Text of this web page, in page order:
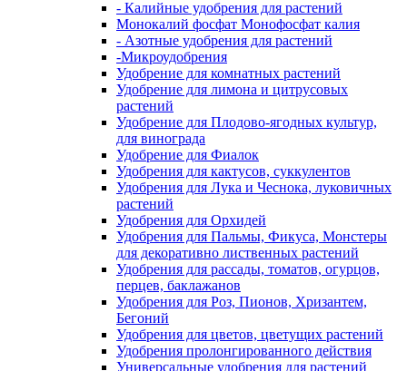
- Калийные удобрения для растений
Монокалий фосфат Монофосфат калия
- Азотные удобрения для растений
-Микроудобрения
Удобрение для комнатных растений
Удобрение для лимона и цитрусовых
растений
Удобрение для Плодово-ягодных культур,
для винограда
Удобрение для Фиалок
Удобрения для кактусов, суккулентов
Удобрения для Лука и Чеснока, луковичных
растений
Удобрения для Орхидей
Удобрения для Пальмы, Фикуса, Монстеры
для декоративно лиственных растений
Удобрения для рассады, томатов, огурцов,
перцев, баклажанов
Удобрения для Роз, Пионов, Хризантем,
Бегоний
Удобрения для цветов, цветущих растений
Удобрения пролонгированного действия
Универсальные удобрения для растений